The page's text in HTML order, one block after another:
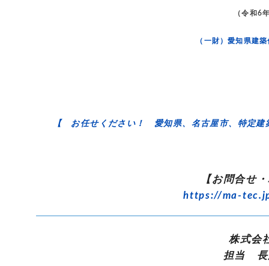
（令和6
（一財）愛知県建
【 お任せください！ 愛知県、名古屋市、特定
【お問合せ
https://ma-
株式会
担当 長